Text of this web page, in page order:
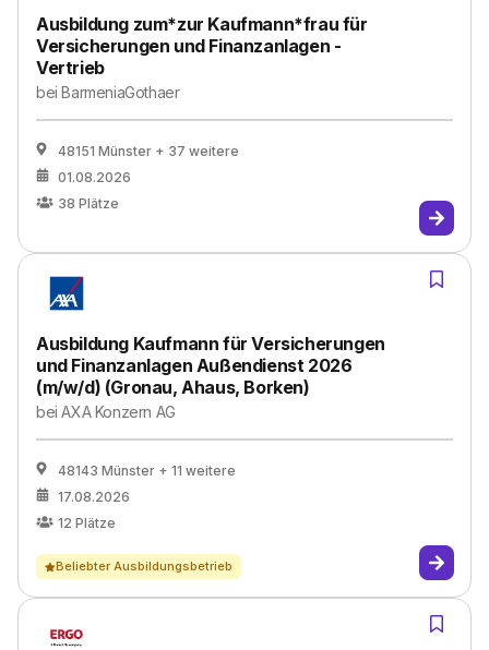
Ausbildung zum*zur Kaufmann*frau für
Versicherungen und Finanzanlagen -
Vertrieb
beiBarmeniaGothaer
48151 Münster + 37 weitere
01.08.2026
38 Plätze
Ausbildung Kaufmann für Versicherungen
und Finanzanlagen Außendienst 2026
(m/w/d) (Gronau, Ahaus, Borken)
beiAXA Konzern AG
48143 Münster + 11 weitere
17.08.2026
12 Plätze
Beliebter Ausbildungsbetrieb